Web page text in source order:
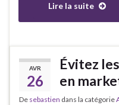
Lire la suite
AVR
26
Évitez
en
De sebastien dans la catégorie